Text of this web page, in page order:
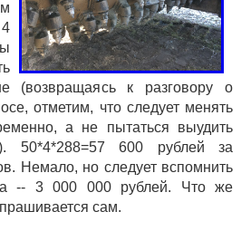
(возвращаясь к разговору о
отметим, что следует менять
а не пытаться выудить
50*4*288=57 600 рублей за
Немало, но следует вспомнить
-- 3 000 000 рублей. Что же
сам.